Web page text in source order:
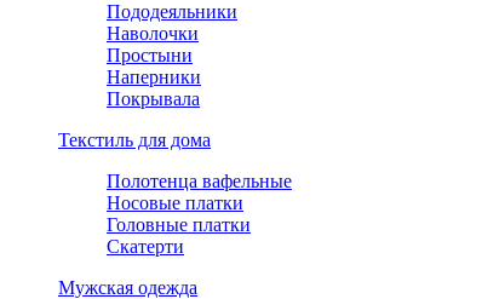
Пододеяльники
Наволочки
Простыни
Наперники
Покрывала
Текстиль для дома
Полотенца вафельные
Носовые платки
Головные платки
Скатерти
Мужская одежда